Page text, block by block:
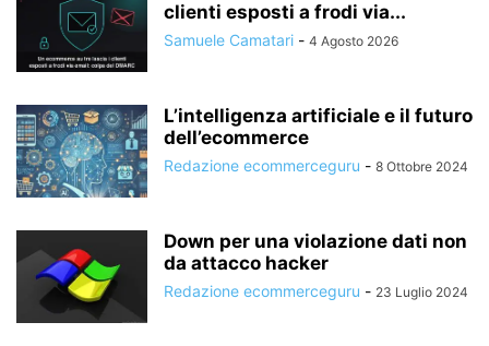
clienti esposti a frodi via...
Samuele Camatari - 4 Agosto 2026
L’intelligenza artificiale e il futuro
dell’ecommerce
Redazione ecommerceguru - 8 Ottobre 2024
Down per una violazione dati non
da attacco hacker
Redazione ecommerceguru - 23 Luglio 2024